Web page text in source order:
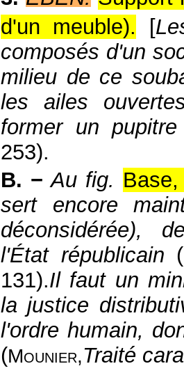
d'un meuble).
[
composés d'un
milieu de ce
les ailes
former un pupitre
253).
B. − Au fig.
sert encore
déconsidérée),
l'État républicain (
131).Il faut un
la justice
l'ordre humain,
(Mounier,Traité